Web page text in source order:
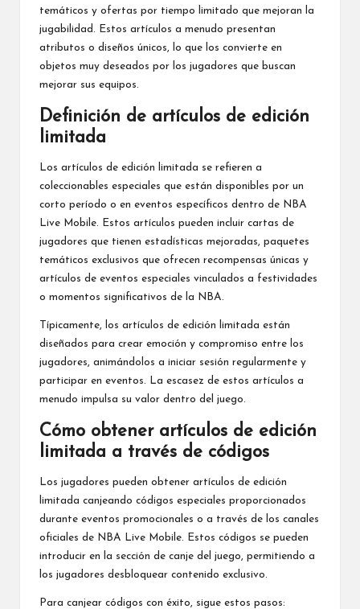
temáticos y ofertas por tiempo limitado que mejoran la
jugabilidad. Estos artículos a menudo presentan
atributos o diseños únicos, lo que los convierte en
objetos muy deseados por los jugadores que buscan
mejorar sus equipos.
Definición de artículos de edición
limitada
Los artículos de edición limitada se refieren a
coleccionables especiales que están disponibles por un
corto período o en eventos específicos dentro de NBA
Live Mobile. Estos artículos pueden incluir cartas de
jugadores que tienen estadísticas mejoradas, paquetes
temáticos exclusivos que ofrecen recompensas únicas y
artículos de eventos especiales vinculados a festividades
o momentos significativos de la NBA.
Típicamente, los artículos de edición limitada están
diseñados para crear emoción y compromiso entre los
jugadores, animándolos a iniciar sesión regularmente y
participar en eventos. La escasez de estos artículos a
menudo impulsa su valor dentro del juego.
Cómo obtener artículos de edición
limitada a través de códigos
Los jugadores pueden obtener artículos de edición
limitada canjeando códigos especiales proporcionados
durante eventos promocionales o a través de los canales
oficiales de NBA Live Mobile. Estos códigos se pueden
introducir en la sección de canje del juego, permitiendo a
los jugadores desbloquear contenido exclusivo.
Para canjear códigos con éxito, sigue estos pasos: